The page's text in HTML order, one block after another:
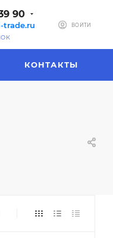
90
trade.ru ВОЙТИ
КОНТАКТЫ